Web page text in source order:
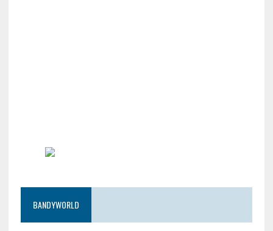
BANDYWORLD